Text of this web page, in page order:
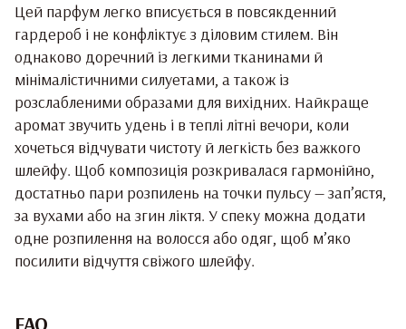
Цей парфум легко вписується в повсякденний
гардероб і не конфліктує з діловим стилем. Він
однаково доречний із легкими тканинами й
мінімалістичними силуетами, а також із
розслабленими образами для вихідних. Найкраще
аромат звучить удень і в теплі літні вечори, коли
хочеться відчувати чистоту й легкість без важкого
шлейфу. Щоб композиція розкривалася гармонійно,
достатньо пари розпилень на точки пульсу — зап’ястя,
за вухами або на згин ліктя. У спеку можна додати
одне розпилення на волосся або одяг, щоб м’яко
посилити відчуття свіжого шлейфу.
FAQ